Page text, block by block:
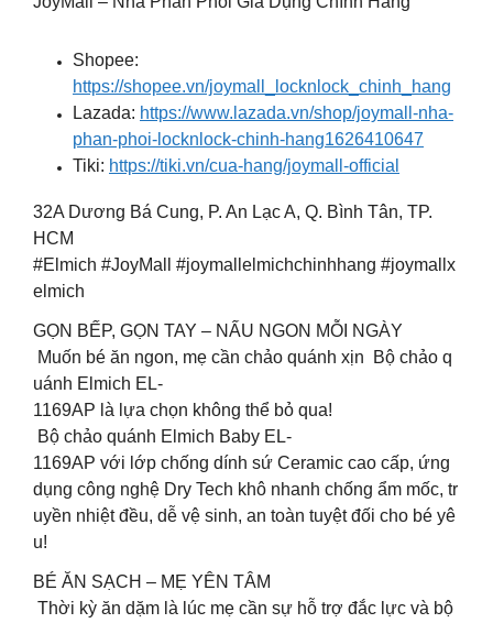
Shopee:
https://shopee.vn/joymall_locknlock_chinh_hang
Lazada: https://www.lazada.vn/shop/joymall-nha-
phan-phoi-locknlock-chinh-hang1626410647
Tiki: https://tiki.vn/cua-hang/joymall-official
32A Dương Bá Cung, P. An Lạc A, Q. Bình Tân, TP.
HCM
#Elmich #JoyMall #joymallelmichchinhhang #joymallx
elmich
GỌN BẾP, GỌN TAY – NẤU NGON MỖI NGÀY
Muốn bé ăn ngon, mẹ cần chảo quánh xịn Bộ chảo q
uánh Elmich EL-
1169AP là lựa chọn không thể bỏ qua!
Bộ chảo quánh Elmich Baby EL-
1169AP với lớp chống dính sứ Ceramic cao cấp, ứng
dụng công nghệ Dry Tech khô nhanh chống ẩm mốc, tr
uyền nhiệt đều, dễ vệ sinh, an toàn tuyệt đối cho bé yê
u!
BÉ ĂN SẠCH – MẸ YÊN TÂM
Thời kỳ ăn dặm là lúc mẹ cần sự hỗ trợ đắc lực và bộ